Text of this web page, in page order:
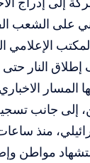
على الشعب
الإعلامي
منذ
مواطن